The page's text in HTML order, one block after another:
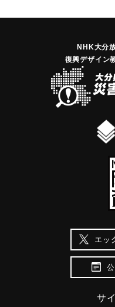
NHK大分
復興デザイン
エッ
サ